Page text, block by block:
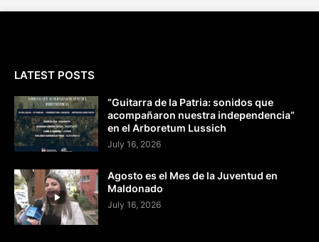
LATEST POSTS
“Guitarra de la Patria: sonidos que
acompañaron nuestra independencia”
en el Arboretum Lussich
July 16, 2026
Agosto es el Mes de la Juventud en
Maldonado
July 16, 2026